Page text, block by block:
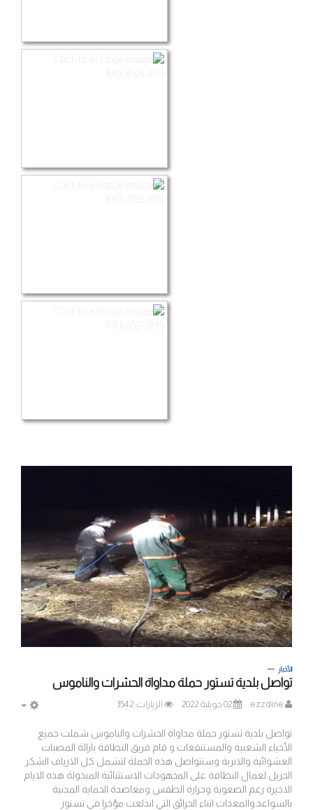
الأخبار
تواصل بلدية تستور حملة مداواة الحشرات والناموس
ezzdine 02 جويلية 2022 الزيارات: 3542
تواصل بلدية تستور حملة مداواة الحشرات والناموس شملت جميع
الأحياء الشعبية والمستنقعات و قام فريق النظافة بازالة المصبات
العشوائية والاتربة وستتواصل هذه الحملة لتشمل كل الارياف الشكر
الجزيل لعمال النظافة على المجهودات الاستثنائية المبذولة هذه الايام
الاخيرة رغم الصعوبة وحرارة الطقس ومعاضدة الحماية المدنية
بالسواعد.والمعدات اثناء الحرائق التي اندلعت مؤخرا في تستور